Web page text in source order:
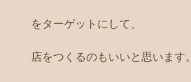
をターゲットにして、
店をつくるのもいいと思います。